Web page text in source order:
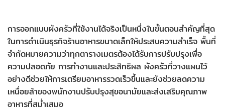
การออกแบบผังครัวที่ใช้งานได้จริงเป็นหนึ่งในขั้นตอนสำคัญที่สุด
ในการดำเนินธุรกิจร้านอาหารขนาดเล็กให้ประสบความสำเร็จ พื้นที่
จำกัดหมายความว่าทุกตารางเมตรต้องได้รับการปรับปรุงเพื่อ
ความปลอดภัย การทำงานและประสิทธิผล ผังครัวที่วางแผนไว้
อย่างดีช่วยให้การเตรียมอาหารรวดเร็วขึ้นและยังช่วยลดความ
เหนื่อยล้าของพนักงานปรับปรุงสุขอนามัยและส่งเสริมคุณภาพ
อาหารที่สม่ำเสมอ